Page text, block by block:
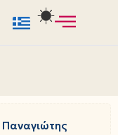
Παναγιώτης